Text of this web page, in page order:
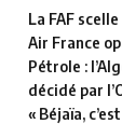
La FAF
Air France
Pétrole :
décidé par
« Béjaïa,